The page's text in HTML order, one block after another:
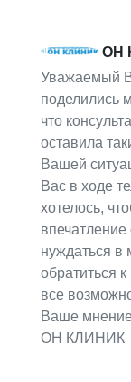
ОН
Уважаемый
поделились
что
оставила
Вашей
Вас в ходе
хотелось,
нуждаться
обратиться
все
Ваше
ОН КЛИНИК